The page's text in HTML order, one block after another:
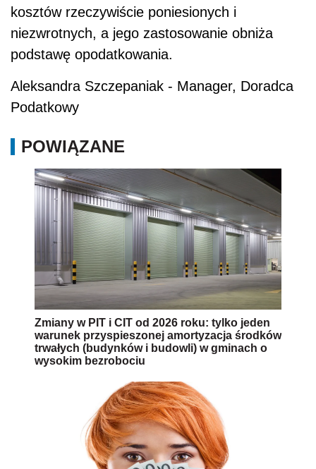
kosztów rzeczywiście poniesionych i
niezwrotnych, a jego zastosowanie obniża
podstawę opodatkowania.
Aleksandra Szczepaniak - Manager, Doradca
Podatkowy
POWIĄZANE
Zmiany w PIT i CIT od 2026 roku: tylko jeden
warunek przyspieszonej amortyzacja środków
trwałych (budynków i budowli) w gminach o
wysokim bezrobociu